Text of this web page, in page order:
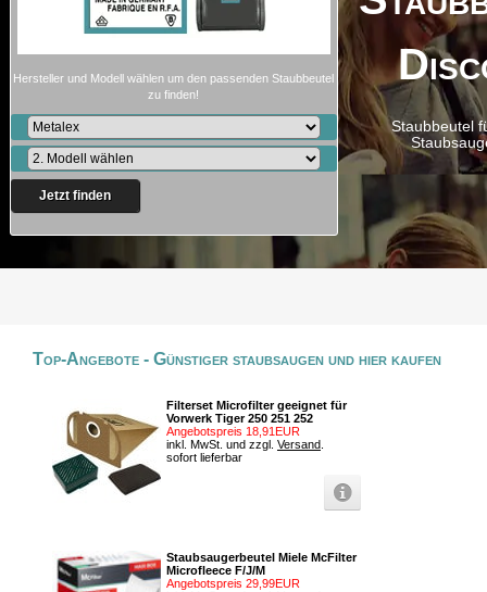
Staubbeutel
Hersteller und Modell wählen um den passenden Staubbeutel
zu finden!
Jetzt finden
Top-Angebote - Günstiger staubsaugen und hier kaufen
Filterset Microfilter geeignet für
Vorwerk Tiger 250 251 252
Angebotspreis 18,91EUR
inkl. MwSt. und zzgl. Versand
sofort lieferbar
Staubsaugerbeutel Miele McFilter
Microfleece F/J/M
Angebotspreis 29,99EUR